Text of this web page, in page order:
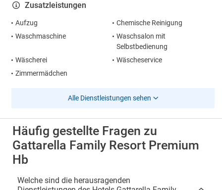
Zusatzleistungen
Aufzug
Chemische Reinigung
Waschmaschine
Waschsalon mit
Selbstbedienung
Wäscherei
Wäscheservice
Zimmermädchen
Alle Dienstleistungen sehen
Häufig gestellte Fragen zu
Gattarella Family Resort Premium
Hb
Welche sind die herausragenden